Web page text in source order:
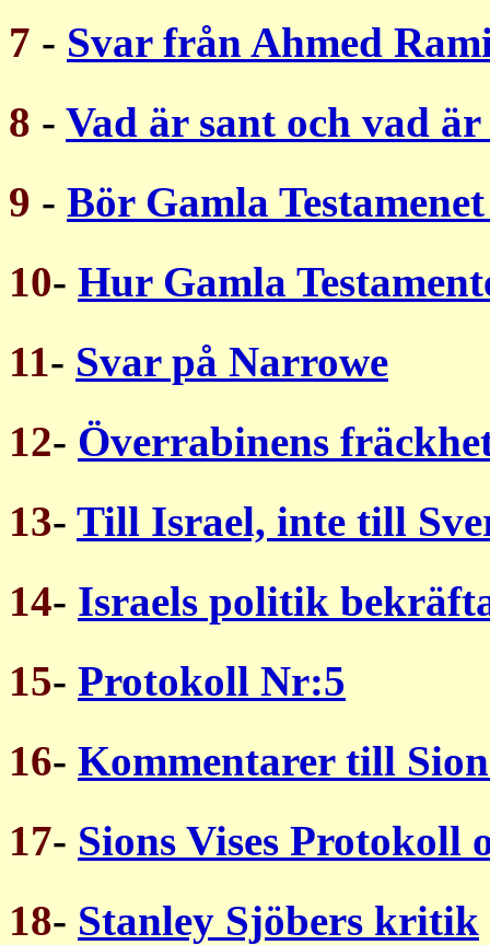
7 - Svar från Ahmed
8 - Vad är sant och vad
9 - Bör Gamla
10- Hur Gamla
11- Svar på Narrowe
12- Överrabinens
13- Till Israel, inte till
14- Israels politik
15- Protokoll Nr:5
16- Kommentarer till
17- Sions Vises Protokoll
18- Stanley Sjöbers kritik